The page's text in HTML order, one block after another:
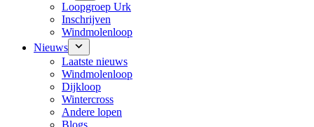
Loopgroep Urk
Inschrijven
Windmolenloop
Nieuws
Laatste nieuws
Windmolenloop
Dijkloop
Wintercross
Andere lopen
Blogs